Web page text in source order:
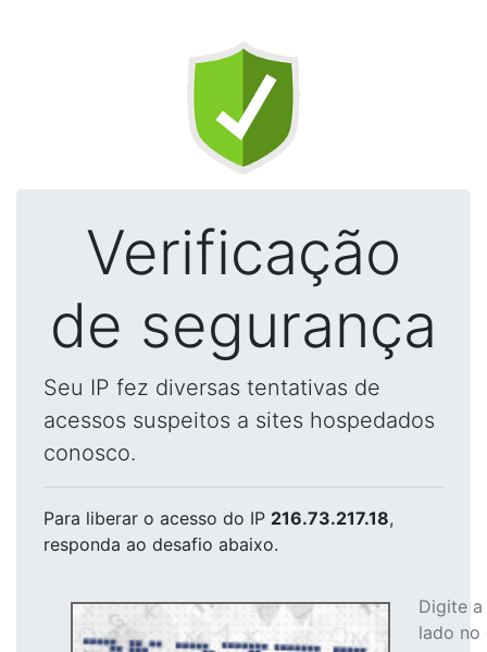
Verificação
de segurança
Seu IP fez diversas tentativas de
acessos suspeitos a sites hospedados
conosco.
Para liberar o acesso do IP 216.73.217.18,
responda ao desafio abaixo.
Digite
lado no